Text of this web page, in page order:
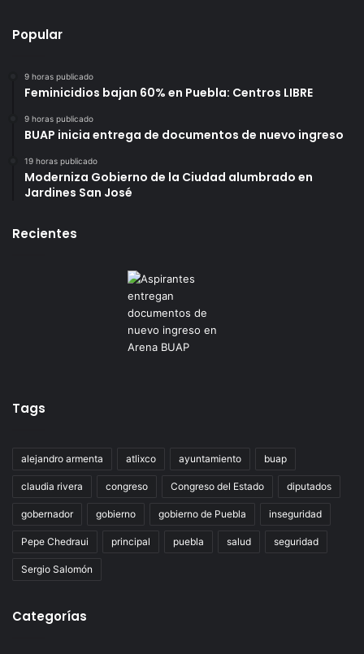
Popular
9 horas publicado
Feminicidios bajan 60% en Puebla: Centros LIBRE
9 horas publicado
BUAP inicia entrega de documentos de nuevo ingreso
19 horas publicado
Moderniza Gobierno de la Ciudad alumbrado en
Jardines San José
Recientes
Tags
alejandro armenta atlixco ayuntamiento buap
claudia rivera congreso Congreso del Estado diputados
gobernador gobierno gobierno de Puebla inseguridad
Pepe Chedraui principal puebla salud seguridad
Sergio Salomón
Categorías